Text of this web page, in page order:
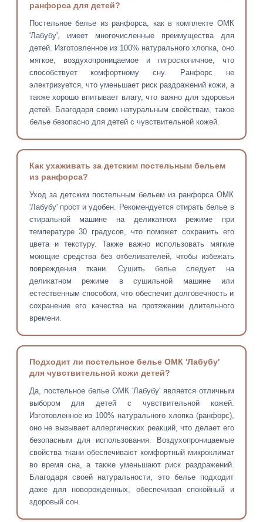
ранфорса для детей?
Постельное белье из ранфорса, как в комплекте ОМК
'Лабубу', имеет многочисленные преимущества для
детей. Изготовленное из 100% натурального хлопка, оно
мягкое, воздухопроницаемое и гигроскопичное, что
способствует комфортному сну. Ранфорс не
электризуется, что уменьшает риск раздражений кожи, а
также хорошо впитывает влагу, что важно для здоровья
детей. Благодаря своим натуральным свойствам, такое
белье безопасно для детей с чувствительной кожей.
Как ухаживать за детским постельным бельем
из ранфорса?
Уход за детским постельным бельем из ранфорса ОМК
'Лабубу' прост и удобен. Рекомендуется стирать белье в
стиральной машине на деликатном режиме при
температуре 30 градусов, что поможет сохранить его
цвета и текстуру. Также важно использовать мягкие
моющие средства без отбеливателей, чтобы избежать
повреждения ткани. Сушить белье следует на
деликатном режиме в сушильной машине или
естественным способом, что обеспечит долговечность и
сохранение его качества на протяжении длительного
времени.
Подходит ли постельное белье ОМК 'Лабубу'
для чувствительной кожи детей?
Да, постельное белье ОМК 'Лабубу' является отличным
выбором для детей с чувствительной кожей.
Изготовленное из 100% натурального хлопка (ранфорс),
оно не вызывает аллергических реакций, что делает его
безопасным для использования. Воздухопроницаемые
свойства ткани обеспечивают комфортный микроклимат
во время сна, а также уменьшают риск раздражений.
Благодаря своей натуральности, это белье подходит
даже для новорожденных, обеспечивая спокойный и
здоровый сон.